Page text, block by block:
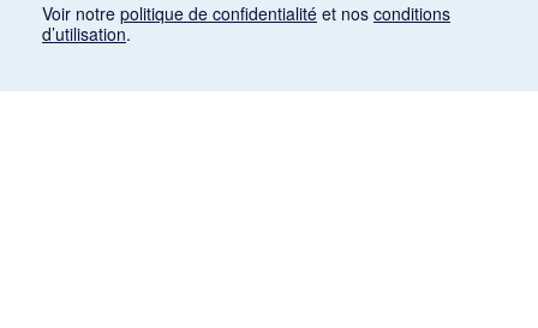
Voir notre politique de confidentialité et nos conditions
d’utilisation.